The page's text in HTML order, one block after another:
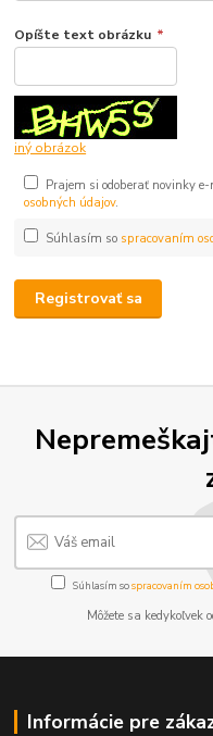
Opíšte text obrázku *
iný obrázok
Prajem si odoberať novinky
osobných údajov.
Súhlasím so spracovaním
Registrovať sa
Súhlasím sospracovaním
Môžete sa
Informácie pre